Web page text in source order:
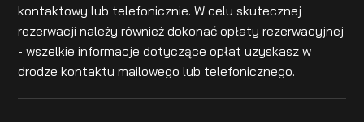
kontaktowy lub telefonicznie. W celu skutecznej
rezerwacji należy również dokonać opłaty rezerwacyjnej
- wszelkie informacje dotyczące opłat uzyskasz w
drodze kontaktu mailowego lub telefonicznego.